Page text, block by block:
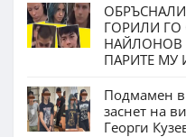
ГОРИЛИ ГО
НАЙЛОНОВ
ПАРИТЕ МУ
Подмамен в
заснет на
Георги